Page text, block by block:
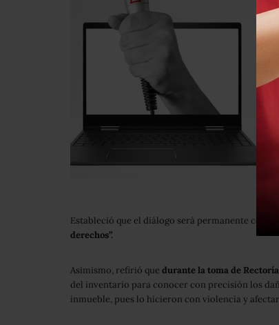
Estableció que el diálogo será permanente con
derechos”.
Asimismo, refirió que durante la toma de
del inventario para conocer con precisión los
inmueble, pues lo hicieron con violencia y